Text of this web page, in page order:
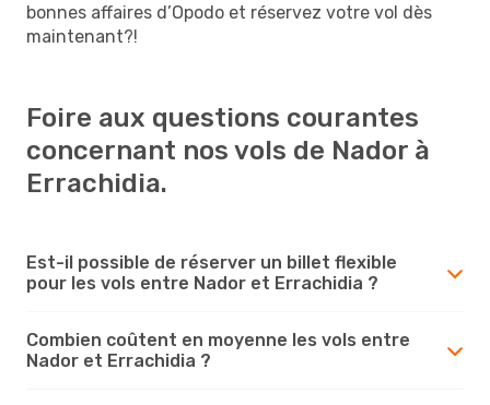
bonnes affaires d’Opodo et réservez votre vol dès
maintenant?!
Foire aux questions courantes
concernant nos vols de Nador à
Errachidia.
Est-il possible de réserver un billet flexible
pour les vols entre Nador et Errachidia ?
Combien coûtent en moyenne les vols entre
Nador et Errachidia ?